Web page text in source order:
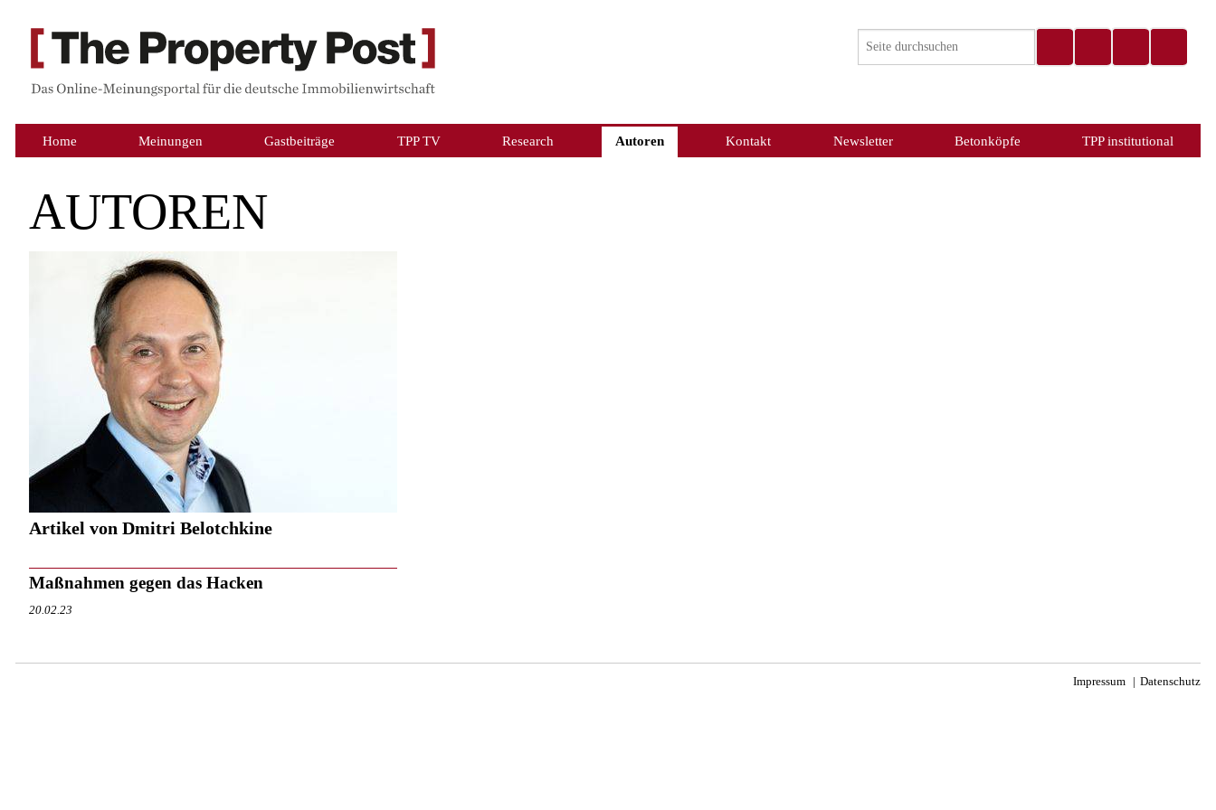
Home Meinungen Gastbeiträge TPP TV Research Autoren Kontakt Newsletter Betonköpfe TPP institutional
AUTOREN
Artikel von Dmitri Belotchkine
Maßnahmen gegen das Hacken
20.02.23
Impressum Datenschutz